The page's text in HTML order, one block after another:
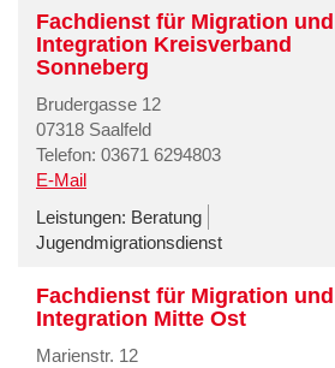
Fachdienst für Migration und
Integration Kreisverband
Sonneberg
Brudergasse 12
07318 Saalfeld
Telefon: 03671 6294803
E-Mail
Leistungen: Beratung
Jugendmigrationsdienst
Fachdienst für Migration und
Integration Mitte Ost
Marienstr. 12